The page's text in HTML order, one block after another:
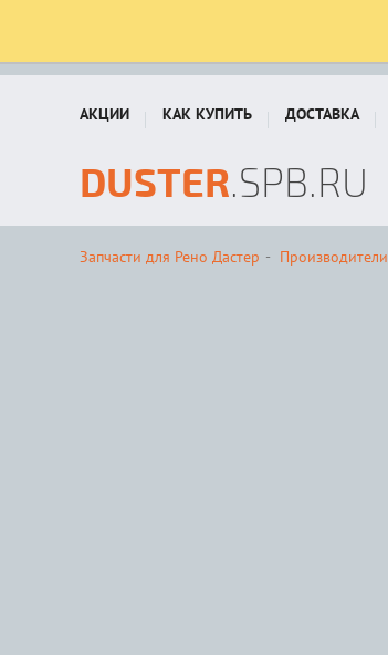
АКЦИИ КАК КУПИТЬ ДОСТАВКА
DUSTER.SPB.RU
Запчасти для Рено Дастер Производители